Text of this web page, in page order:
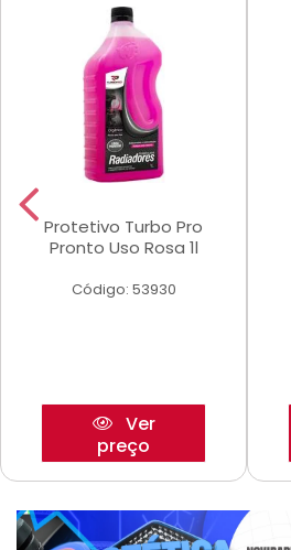
Protetivo Turbo Pro
Pronto Uso Rosa 1l
Código: 53930
Ver
preço